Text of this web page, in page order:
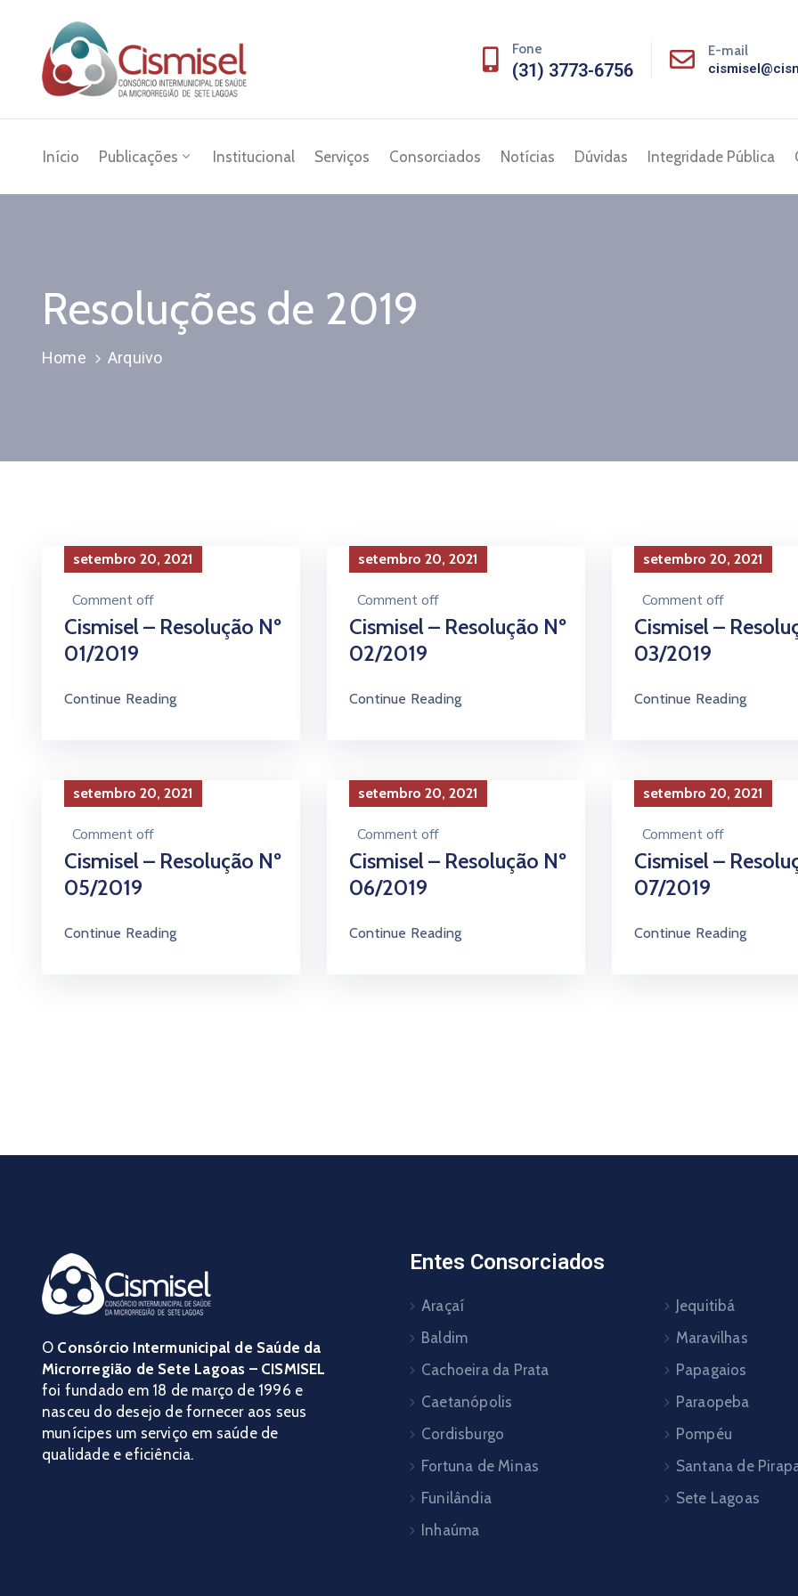
Fone
(31) 3773-6756
E-mail
Início Publicações Institucional Serviços Consorciados Notícias Dúvidas Integridade Pública
Resoluções de 2019
Home Arquivo
setembro 20, 2021
Comment off
Cismisel – Resolução Nº
01/2019
Continue Reading
setembro 20, 2021
Comment off
Cismisel – Resolução Nº
02/2019
Continue Reading
setembro 20, 2021
Comment off
Cismisel –
03/2019
Continue Reading
setembro 20, 2021
Comment off
Cismisel – Resolução Nº
05/2019
Continue Reading
setembro 20, 2021
Comment off
Cismisel – Resolução Nº
06/2019
Continue Reading
setembro 20, 2021
Comment off
Cismisel –
07/2019
Continue Reading
O Consórcio Intermunicipal de Saúde da
Microrregião de Sete Lagoas – CISMISEL
foi fundado em 18 de março de 1996 e
nasceu do desejo de fornecer aos seus
munícipes um serviço em saúde de
qualidade e eficiência.
Entes Consorciados
Araçaí
Baldim
Cachoeira da Prata
Caetanópolis
Cordisburgo
Fortuna de Minas
Funilândia
Inhaúma
Jequitibá
Maravilhas
Papagaios
Paraopeba
Pompéu
Santana de
Sete Lagoas